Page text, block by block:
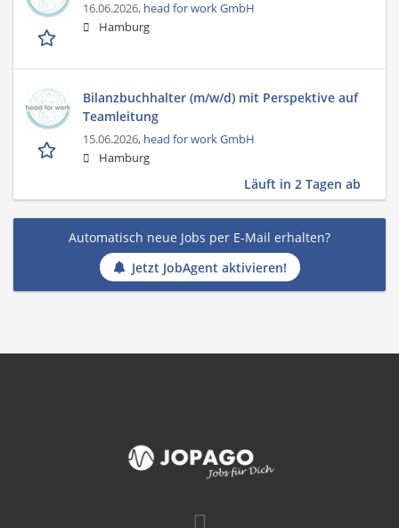
16.06.2026, head for work GmbH
Hamburg
Bilanzbuchhalter (m/w/d) mit Perspektive auf
Teamleitung
15.06.2026, head for work GmbH
Hamburg
Läuft in 2 Tagen ab
Automatisch neue Jobs per E-Mail erhalten?
Jetzt JobAgent aktivieren!